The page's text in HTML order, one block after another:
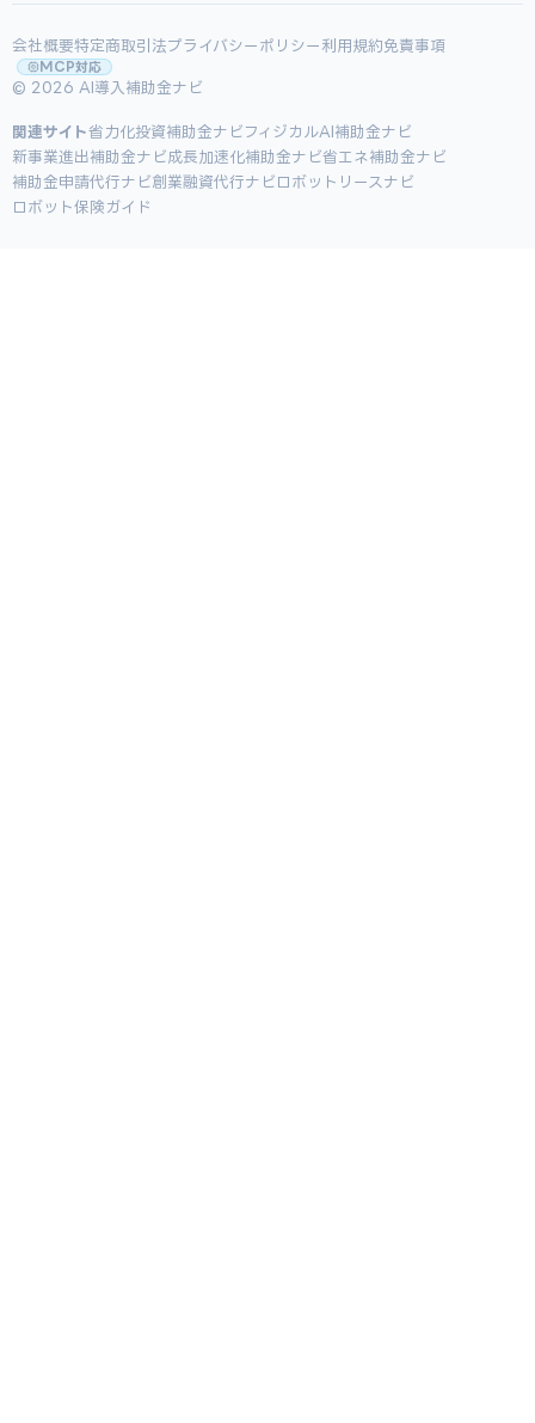
会社概要特定商取引法プライバシーポリシー 利用規約免責事項
MCP対応
© 2026 AI導入補助金ナビ
関連サイト省力化投資補助金ナビ フィジカルAI補助金ナビ
新事業進出補助金ナビ成長加速化補助金ナビ省エネ補助金ナビ
補助金申請代行ナビ創業融資代行ナビ ロボットリースナビ
ロボット保険ガイド